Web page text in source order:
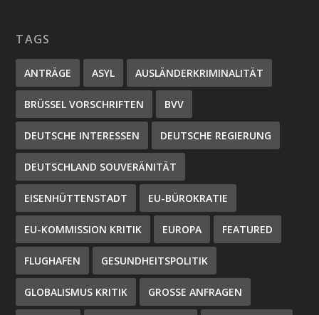
TAGS
ANTRÄGE ASYL AUSLÄNDERKRIMINALITÄT
BRÜSSEL VORSCHRIFTEN BVV
DEUTSCHE INTERESSEN DEUTSCHE REGIERUNG
DEUTSCHLAND SOUVERÄNITÄT
EISENHÜTTENSTADT EU-BÜROKRATIE
EU-KOMMISSION KRITIK EUROPA FEATURED
FLUGHAFEN GESUNDHEITSPOLITIK
GLOBALISMUS KRITIK GROSSE ANFRAGEN